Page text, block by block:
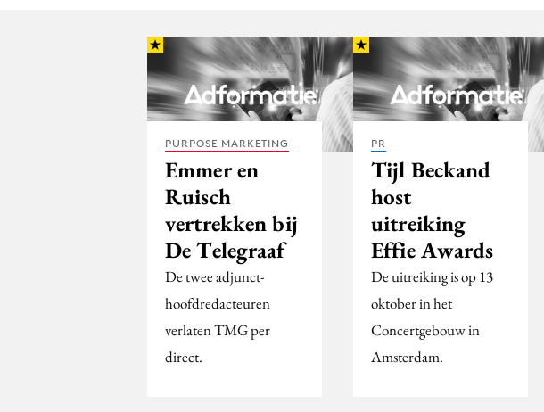
PURPOSE MARKETING
Emmer en
Ruisch
vertrekken bij
De Telegraaf
De twee adjunct-
hoofdredacteuren
verlaten TMG per
direct.
PR
Tijl Beckand
host
uitreiking
Effie Awards
De uitreiking is op 13
oktober in het
Concertgebouw in
Amsterdam.